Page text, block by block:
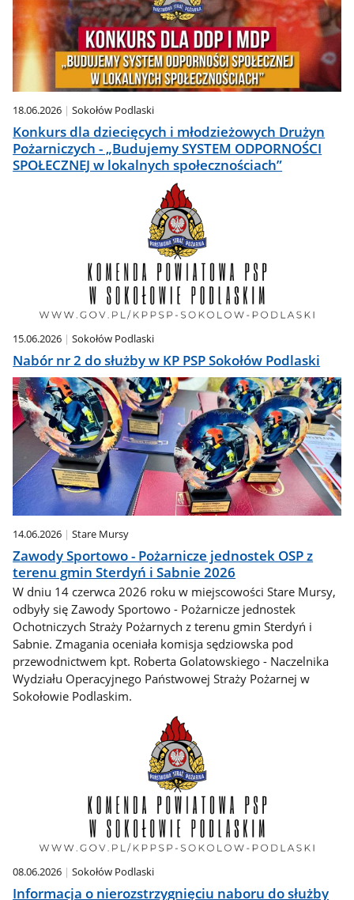
18.06.2026 Sokołów Podlaski
Konkurs dla dziecięcych i młodzieżowych Drużyn
Pożarniczych - „Budujemy SYSTEM ODPORNOŚCI
SPOŁECZNEJ w lokalnych społecznościach”
15.06.2026 Sokołów Podlaski
Nabór nr 2 do służby w KP PSP Sokołów Podlaski
14.06.2026 Stare Mursy
Zawody Sportowo - Pożarnicze jednostek OSP z
terenu gmin Sterdyń i Sabnie 2026
W dniu 14 czerwca 2026 roku w miejscowości Stare Mursy,
odbyły się Zawody Sportowo - Pożarnicze jednostek
Ochotniczych Straży Pożarnych z terenu gmin Sterdyń i
Sabnie. Zmagania oceniała komisja sędziowska pod
przewodnictwem kpt. Roberta Golatowskiego - Naczelnika
Wydziału Operacyjnego Państwowej Straży Pożarnej w
Sokołowie Podlaskim.
08.06.2026 Sokołów Podlaski
Informacja o nierozstrzygnięciu naboru do służby